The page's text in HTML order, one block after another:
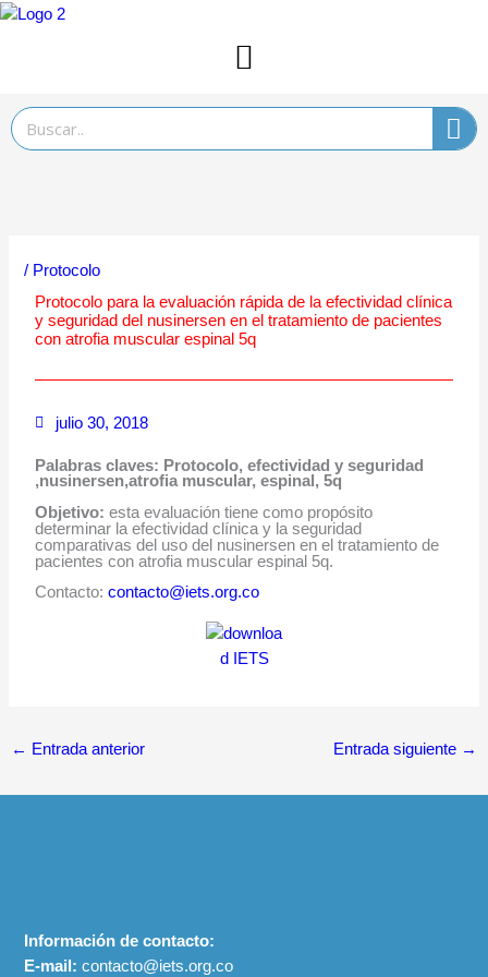
Ir
Search
/ Protocolo
Protocolo para la evaluación rápida de la efectividad clínica
y seguridad del nusinersen en el tratamiento de pacientes
con atrofia muscular espinal 5q
julio 30, 2018
Palabras claves: Protocolo, efectividad y seguridad
,nusinersen,atrofia muscular, espinal, 5q
Objetivo: esta evaluación tiene como propósito
determinar la efectividad clínica y la seguridad
comparativas del uso del nusinersen en el tratamiento de
pacientes con atrofia muscular espinal 5q.
Contacto:contacto@iets.org.co
← Entrada anterior Entrada siguiente →
Información de contacto:
E-mail: contacto@iets.org.co